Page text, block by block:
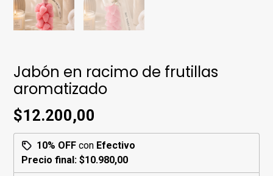
Jabón en racimo de frutillas
aromatizado
$12.200,00
10% OFF con Efectivo
Precio final:$10.980,00